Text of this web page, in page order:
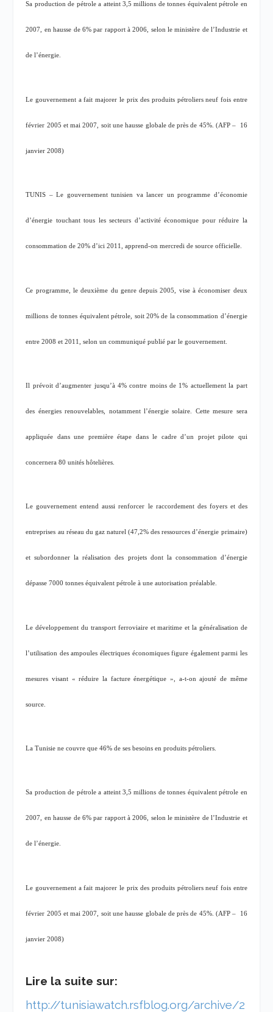
Sa production de pétrole a atteint 3,5 millions de tonnes équivalent pétrole en
2007, en hausse de 6% par rapport à 2006, selon le ministère de l’Industrie et
de l’énergie.
Le gouvernement a fait majorer le prix des produits pétroliers neuf fois entre
février 2005 et mai 2007, soit une hausse globale de près de 45%. (AFP – 16
janvier 2008)
TUNIS – Le gouvernement tunisien va lancer un programme d’économie
d’énergie touchant tous les secteurs d’activité économique pour réduire la
consommation de 20% d’ici 2011, apprend-on mercredi de source officielle.
Ce programme, le deuxième du genre depuis 2005, vise à économiser deux
millions de tonnes équivalent pétrole, soit 20% de la consommation d’énergie
entre 2008 et 2011, selon un communiqué publié par le gouvernement.
Il prévoit d’augmenter jusqu’à 4% contre moins de 1% actuellement la part
des énergies renouvelables, notamment l’énergie solaire. Cette mesure sera
appliquée dans une première étape dans le cadre d’un projet pilote qui
concernera 80 unités hôtelières.
Le gouvernement entend aussi renforcer le raccordement des foyers et des
entreprises au réseau du gaz naturel (47,2% des ressources d’énergie primaire)
et subordonner la réalisation des projets dont la consommation d’énergie
dépasse 7000 tonnes équivalent pétrole à une autorisation préalable.
Le développement du transport ferroviaire et maritime et la généralisation de
l’utilisation des ampoules électriques économiques figure également parmi les
mesures visant « réduire la facture énergétique », a-t-on ajouté de même
source.
La Tunisie ne couvre que 46% de ses besoins en produits pétroliers.
Sa production de pétrole a atteint 3,5 millions de tonnes équivalent pétrole en
2007, en hausse de 6% par rapport à 2006, selon le ministère de l’Industrie et
de l’énergie.
Le gouvernement a fait majorer le prix des produits pétroliers neuf fois entre
février 2005 et mai 2007, soit une hausse globale de près de 45%. (AFP – 16
janvier 2008)
Lire la suite sur:
http://tunisiawatch.rsfblog.org/archive/2